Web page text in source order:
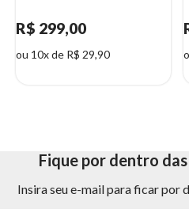
R$ 299,00
ou 10x de R$ 29,90
Fique por dentro
Insira seu e-mail para ficar por